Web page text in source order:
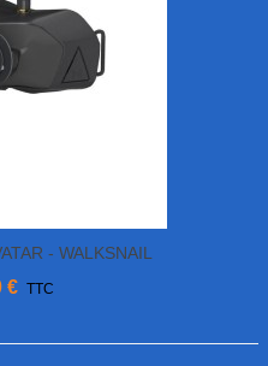
- WALKSNAIL
€ TTC